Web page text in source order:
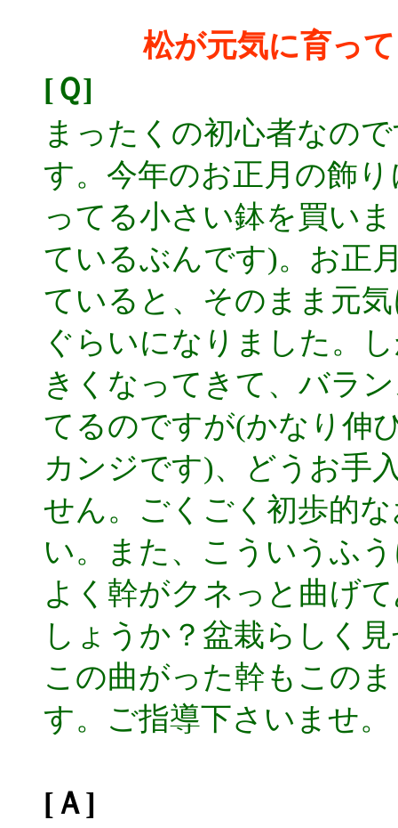
松が元気に育っ
[Ｑ]
まったくの初心者なの
す。今年のお正月の飾
ってる小さい鉢を買い
ているぶんです)。お正
ていると、そのまま元
ぐらいになりました。
きくなってきて、バラ
てるのですが(かなり伸
カンジです)、どうお手
せん。ごくごく初歩的
い。また、こういうふ
よく幹がクネっと曲げ
しょうか？盆栽らしく
この曲がった幹もこの
す。ご指導下さいませ。
[Ａ]